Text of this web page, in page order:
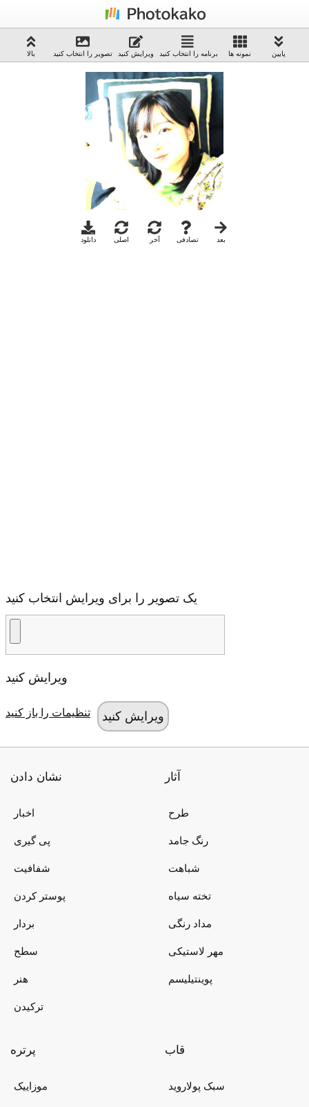
بالا تصویر را انتخاب کنید ویرایش کنید برنامه را انتخاب کنید نمونه ها پایین
دانلود اصلی آخر تصادفی بعد
یک تصویر را برای ویرایش انتخاب کنید
ویرایش کنید
تنظیمات را باز کنید
نشان دادن
اخبار
پی گیری
شفافیت
پوستر کردن
بردار
سطح
هنر
ترکیدن
آثار
طرح
رنگ جامد
شباهت
تخته سیاه
مداد رنگی
مهر لاستیکی
پوینتیلیسم
پرتره
موزاییک
قاب
سبک پولاروید